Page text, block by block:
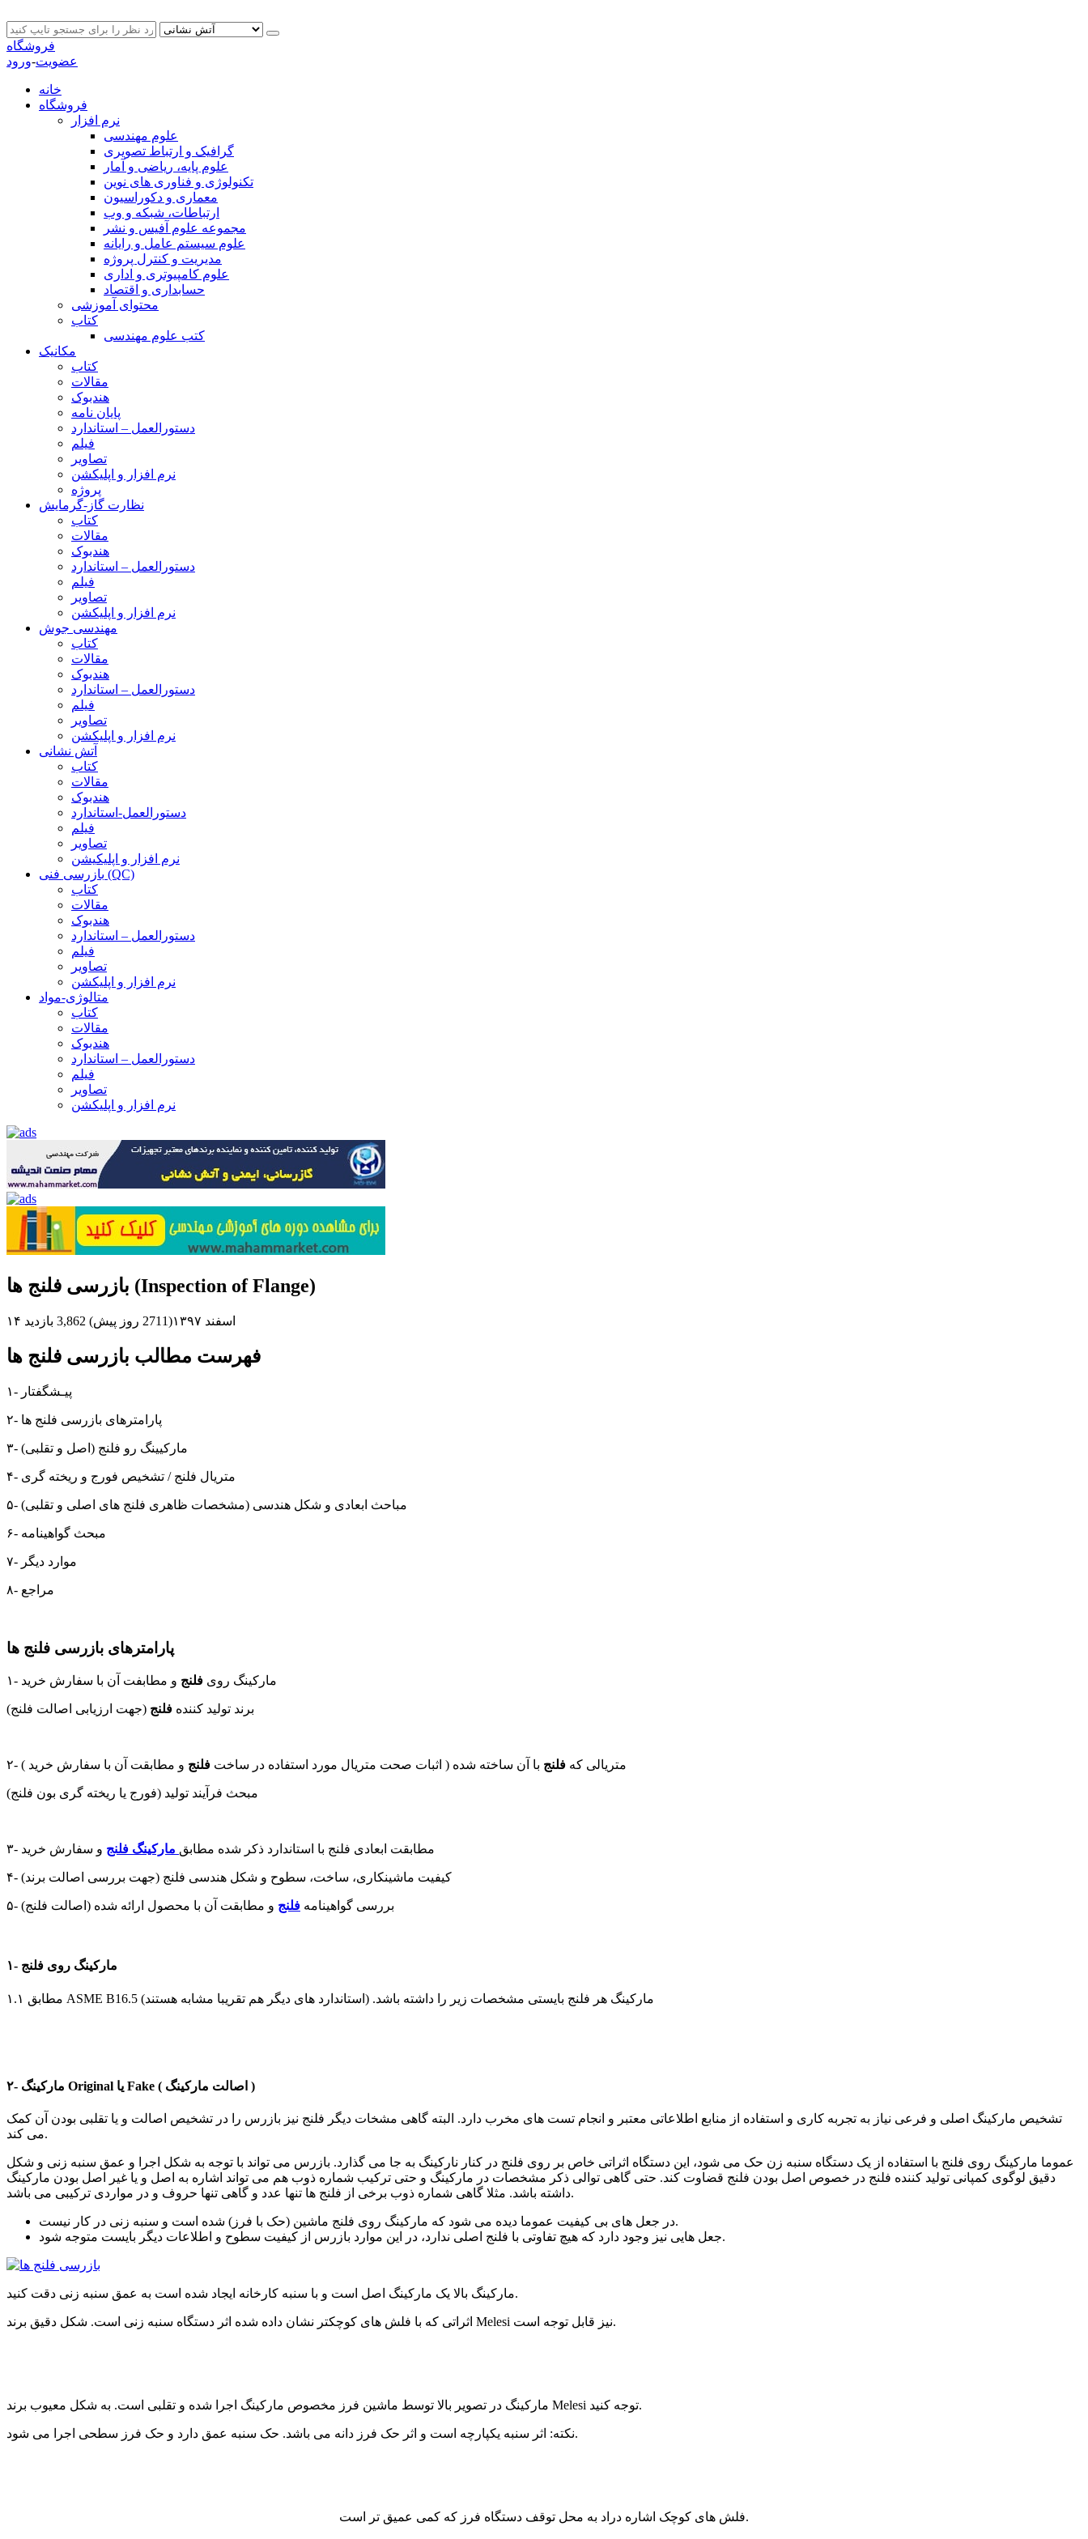
فروشگاه
عضویت-ورود
خانه
فروشگاه
نرم افزار
علوم مهندسی
گرافیک و ارتباط تصویری
علوم پایه، ریاضی و آمار
تکنولوژی و فناوری های نوین
معماری و دکوراسیون
ارتباطات، شبکه و وب
مجموعه علوم آفیس و نشر
علوم سیستم عامل و رایانه
مدیریت و کنترل پروژه
علوم کامپیوتری و اداری
حسابداری و اقتصاد
محتوای آموزشی
کتاب
کتب علوم مهندسی
مکانیک
کتاب
مقالات
هندبوک
پایان نامه
دستورالعمل – استاندارد
فیلم
تصاویر
نرم افزار و اپلیکشن
پروژه
نظارت گاز-گرمایش
کتاب
مقالات
هندبوک
دستورالعمل – استاندارد
فیلم
تصاویر
نرم افزار و اپلیکشن
مهندسی جوش
کتاب
مقالات
هندبوک
دستورالعمل – استاندارد
فیلم
تصاویر
نرم افزار و اپلیکشن
آتش نشانی
کتاب
مقالات
هندبوک
دستورالعمل-استاندارد
فیلم
تصاویر
نرم افزار و اپلیکیشن
بازرسی فنی (QC)
کتاب
مقالات
هندبوک
دستورالعمل – استاندارد
فیلم
تصاویر
نرم افزار و اپلیکشن
متالوژی-مواد
کتاب
مقالات
هندبوک
دستورالعمل – استاندارد
فیلم
تصاویر
نرم افزار و اپلیکشن
بازرسی فلنج ها (Inspection of Flange)
۱۴ اسفند ۱۳۹۷(2711 روز پیش) 3,862 بازدید
فهرست مطالب بازرسی فلنج ها
۱- پیـشگفتار
۲- پارامترهای بازرسی فلنج ها
۳- مارکیینگ رو فلنج (اصل و تقلبی)
۴- متریال فلنج / تشخیص فورج و ریخته گری
۵- مباحث ابعادی و شکل هندسی (مشخصات ظاهری فلنج های اصلی و تقلبی)
۶- مبحث گواهینامه
۷- موارد دیگر
۸- مراجع
پارامترهای بازرسی فلنج ها
۱- مارکینگ روی فلنج و مطابفت آن با سفارش خرید
برند تولید کننده فلنج (جهت ارزیابی اصالت فلنج)
۲- متریالی که فلنج با آن ساخته شده ( اثبات صحت متریال مورد استفاده در ساخت فلنج و مطابقت آن با سفارش خرید )
مبحث فرآیند تولید (فورج یا ریخته گری بون فلنج)
۳- مطابقت ابعادی فلنج با استاندارد ذکر شده مطابق مارکینگ فلنج و سفارش خرید
۴- کیفیت ماشینکاری، ساخت، سطوح و شکل هندسی فلنج (جهت بررسی اصالت برند)
۵- بررسی گواهینامه فلنج و مطابقت آن با محصول ارائه شده (اصالت فلنج)
۱- مارکینگ روی فلنج
۱.۱ مطابق ASME B16.5 مارکینگ هر فلنج بایستی مشخصات زیر را داشته باشد. (استاندارد های دیگر هم تقریبا مشابه هستند)
۲- مارکینگ Original یا Fake ( اصالت مارکینگ )
تشخیص مارکینگ اصلی و فرعی نیاز به تجربه کاری و استفاده از منابع اطلاعاتی معتبر و انجام تست های مخرب دارد. البته گاهی مشخات دیگر فلنج نیز بازرس را در تشخیص اصالت و یا تقلبی بودن آن کمک
می کند.
عموما مارکینگ روی فلنج با استفاده از یک دستگاه سنبه زن حک می شود، این دستگاه اثراتی خاص بر روی فلنج در کنار نارکینگ به جا می گذارد. بازرس می تواند با توجه به شکل اجرا و عمق سنبه زنی و شکل
دقیق لوگوی کمپانی تولید کننده فلنج در خصوص اصل بودن فلنج قضاوت کند. حتی گاهی توالی ذکر مشخصات در مارکینگ و حتی ترکیب شماره ذوب هم می تواند اشاره به اصل و یا غیر اصل بودن مارکینگ
داشته باشد. مثلا گاهی شماره ذوب برخی از فلنج ها تنها عدد و گاهی تنها حروف و در مواردی ترکیبی می باشد.
در جعل های بی کیفیت عموما دیده می شود که مارکینگ روی فلنج ماشین (حک با فرز) شده است و سنبه زنی در کار نیست.
جعل هایی نیز وجود دارد که هیچ تفاوتی با فلنج اصلی ندارد، در این موارد بازرس از کیفیت سطوح و اطلاعات دیگر بایست متوجه شود.
مارکینگ بالا یک مارکینگ اصل است و با سنبه کارخانه ایجاد شده است به عمق سنبه زنی دقت کنید.
اثراتی که با فلش های کوچکتر نشان داده شده اثر دستگاه سنبه زنی است. شکل دقیق برند Melesi نیز قابل توجه است.
مارکینگ در تصویر بالا توسط ماشین فرز مخصوص مارکینگ اجرا شده و تقلبی است. به شکل معیوب برند Melesi توجه کنید.
نکته: اثر سنبه یکپارچه است و اثر حک فرز دانه می باشد. حک سنبه عمق دارد و حک فرز سطحی اجرا می شود.
فلش های کوچک اشاره دراد به محل توقف دستگاه فرز که کمی عمیق تر است.